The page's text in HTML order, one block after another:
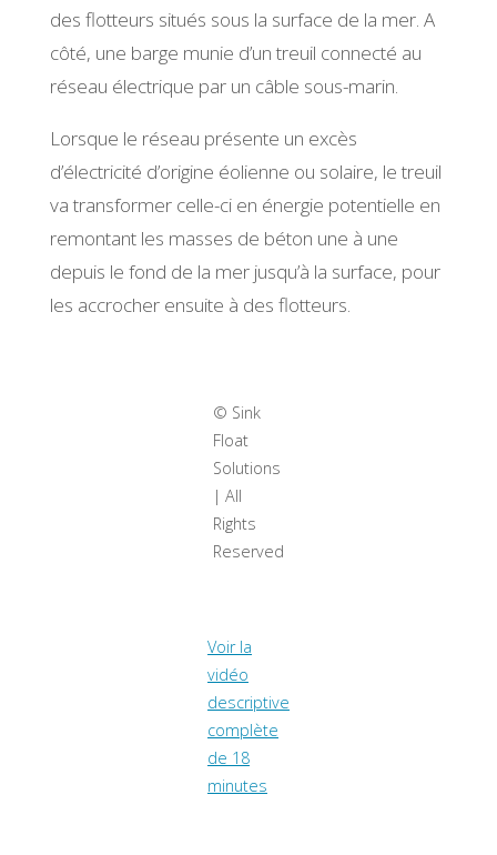
des flotteurs situés sous la surface de la mer. A
côté, une barge munie d’un treuil connecté au
réseau électrique par un câble sous-marin.
Lorsque le réseau présente un excès
d’électricité d’origine éolienne ou solaire, le treuil
va transformer celle-ci en énergie potentielle en
remontant les masses de béton une à une
depuis le fond de la mer jusqu’à la surface, pour
les accrocher ensuite à des flotteurs.
© Sink
Float
Solutions
| All
Rights
Reserved
Voir la
vidéo
descriptive
complète
de 18
minutes